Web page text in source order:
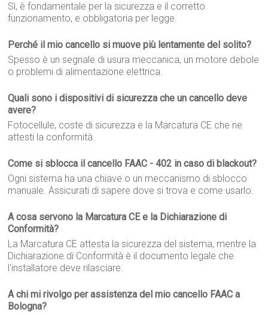
Sì, è fondamentale per la sicurezza e il corretto
funzionamento, e obbligatoria per legge.
Perché il mio cancello si muove più lentamente del solito?
Spesso è un segnale di usura meccanica, un motore debole
o problemi di alimentazione elettrica.
Quali sono i dispositivi di sicurezza che un cancello deve
avere?
Fotocellule, coste di sicurezza e la Marcatura CE che ne
attesti la conformità.
Come si sblocca il cancello FAAC - 402 in caso di blackout?
Ogni sistema ha una chiave o un meccanismo di sblocco
manuale. Assicurati di sapere dove si trova e come usarlo.
A cosa servono la Marcatura CE e la Dichiarazione di
Conformità?
La Marcatura CE attesta la sicurezza del sistema, mentre la
Dichiarazione di Conformità è il documento legale che
l'installatore deve rilasciare.
A chi mi rivolgo per assistenza del mio cancello FAAC a
Bologna?